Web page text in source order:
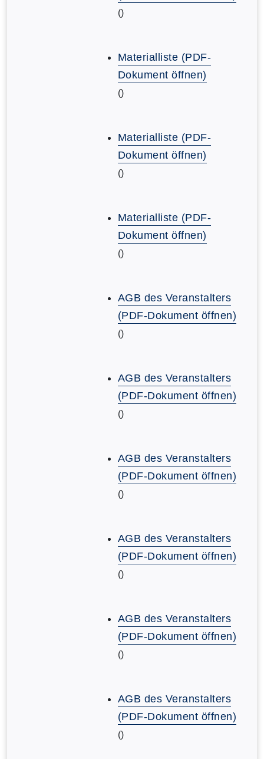
()
Materialliste (PDF-
Dokument öffnen)
()
Materialliste (PDF-
Dokument öffnen)
()
Materialliste (PDF-
Dokument öffnen)
()
AGB des Veranstalters
(PDF-Dokument öffnen)
()
AGB des Veranstalters
(PDF-Dokument öffnen)
()
AGB des Veranstalters
(PDF-Dokument öffnen)
()
AGB des Veranstalters
(PDF-Dokument öffnen)
()
AGB des Veranstalters
(PDF-Dokument öffnen)
()
AGB des Veranstalters
(PDF-Dokument öffnen)
()